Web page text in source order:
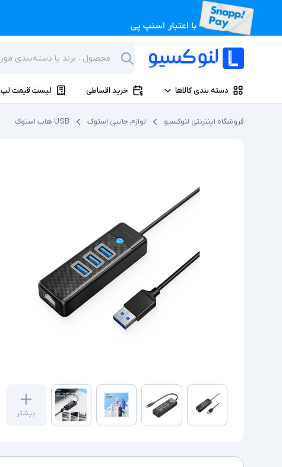
دسته بندی کالاها خرید اقساطی لیست قیمت لپ
فروشگاه اینترنتی لنوکسیو لوازم جانبی استوک USB هاب استوک
بیشتر